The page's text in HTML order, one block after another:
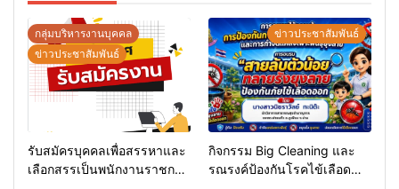
กลุ่มบริหารงานบุคคล
ข่าวประชาสัมพันธ์
รับสมัครบุคคลเพื่อสรรหาและ
เลือกสรรเป็นพนักงานราชการ
ข่าวประชาสัมพันธ์
กิจกรรม Big Cleaning และ
รณรงค์ป้องกันโรคไข้เลือด